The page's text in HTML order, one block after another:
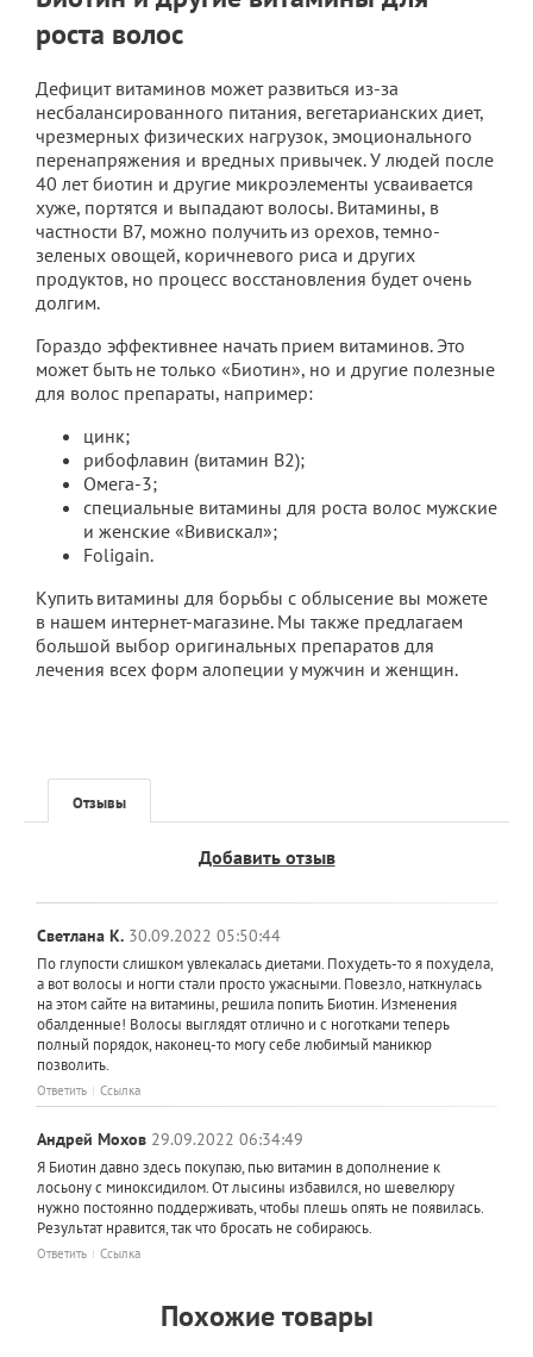
роста волос
Дефицит витаминов может развиться из-за
несбалансированного питания, вегетарианских диет,
чрезмерных физических нагрузок, эмоционального
перенапряжения и вредных привычек. У людей после
40 лет биотин и другие микроэлементы усваивается
хуже, портятся и выпадают волосы. Витамины, в
частности В7, можно получить из орехов, темно-
зеленых овощей, коричневого риса и других
продуктов, но процесс восстановления будет очень
долгим.
Гораздо эффективнее начать прием витаминов. Это
может быть не только «Биотин», но и другие полезные
для волос препараты, например:
цинк;
рибофлавин (витамин В2);
Омега-3;
специальные витамины для роста волос мужские
и женские «Вивискал»;
Foligain.
Купить витамины для борьбы с облысение вы можете
в нашем интернет-магазине. Мы также предлагаем
большой выбор оригинальных препаратов для
лечения всех форм алопеции у мужчин и женщин.
Отзывы
Добавить отзыв
Светлана К. 30.09.2022 05:50:44
По глупости слишком увлекалась диетами. Похудеть-то я похудела,
а вот волосы и ногти стали просто ужасными. Повезло, наткнулась
на этом сайте на витамины, решила попить Биотин. Изменения
обалденные! Волосы выглядят отлично и с ноготками теперь
полный порядок, наконец-то могу себе любимый маникюр
позволить.
Ответить Ссылка
Андрей Мохов 29.09.2022 06:34:49
Я Биотин давно здесь покупаю, пью витамин в дополнение к
лосьону с миноксидилом. От лысины избавился, но шевелюру
нужно постоянно поддерживать, чтобы плешь опять не появилась.
Результат нравится, так что бросать не собираюсь.
Ответить Ссылка
Похожие товары